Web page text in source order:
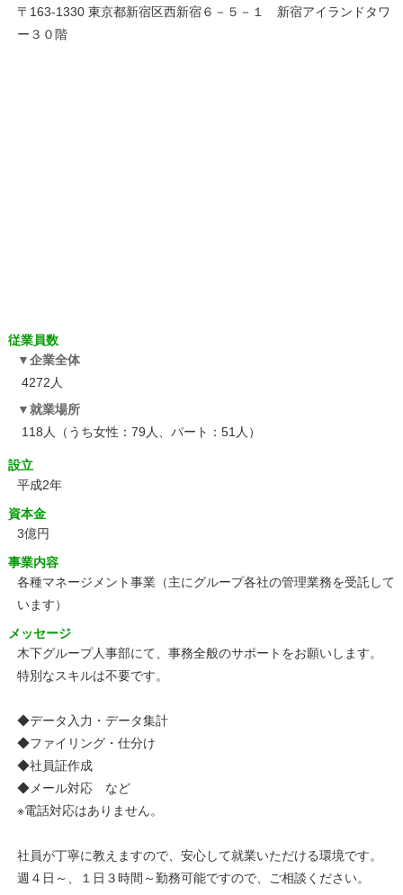
〒163-1330 東京都新宿区西新宿６－５－１ 新宿アイランドタワ
ー３０階
従業員数
企業全体
4272人
就業場所
118人（うち女性：79人、パート：51人）
設立
平成2年
資本金
3億円
事業内容
各種マネージメント事業（主にグループ各社の管理業務を受託して
います）
メッセージ
木下グループ人事部にて、事務全般のサポートをお願いします。
特別なスキルは不要です。
◆データ入力・データ集計
◆ファイリング・仕分け
◆社員証作成
◆メール対応 など
※電話対応はありません。
社員が丁寧に教えますので、安心して就業いただける環境です。
週４日～、１日３時間～勤務可能ですので、ご相談ください。